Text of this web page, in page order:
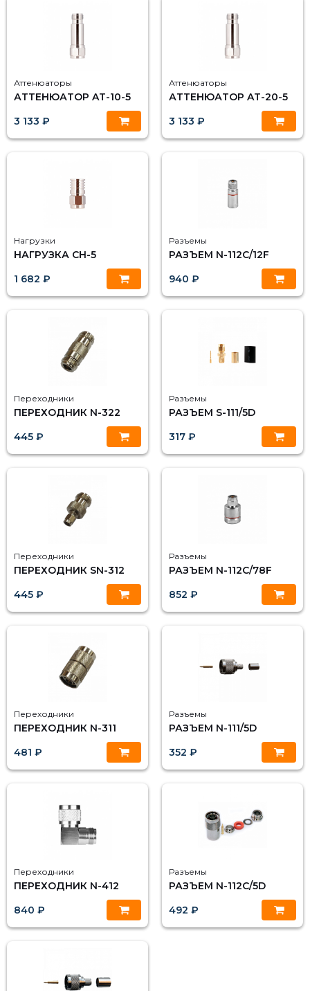
Аттенюаторы
АТТЕНЮАТОР AT-10-5
3 133 ₽
Аттенюаторы
АТТЕНЮАТОР AT-20-5
3 133 ₽
Нагрузки
НАГРУЗКА CH-5
1 682 ₽
Разъемы
РАЗЪЕМ N-112C/12F
940 ₽
Переходники
ПЕРЕХОДНИК N-322
445 ₽
Разъемы
РАЗЪЕМ S-111/5D
317 ₽
Переходники
ПЕРЕХОДНИК SN-312
445 ₽
Разъемы
РАЗЪЕМ N-112C/78F
852 ₽
Переходники
ПЕРЕХОДНИК N-311
481 ₽
Разъемы
РАЗЪЕМ N-111/5D
352 ₽
Переходники
ПЕРЕХОДНИК N-412
840 ₽
Разъемы
РАЗЪЕМ N-112C/5D
492 ₽